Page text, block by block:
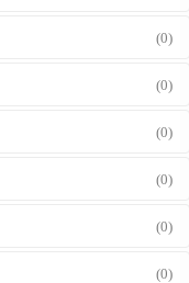
(0)
(0)
(0)
(0)
(0)
(0)